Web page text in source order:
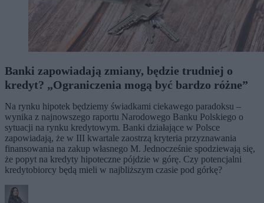
Banki zapowiadają zmiany, będzie trudniej o
kredyt? „Ograniczenia mogą być bardzo różne”
Na rynku hipotek będziemy świadkami ciekawego paradoksu –
wynika z najnowszego raportu Narodowego Banku Polskiego o
sytuacji na rynku kredytowym. Banki działające w Polsce
zapowiadają, że w III kwartale zaostrzą kryteria przyznawania
finansowania na zakup własnego M. Jednocześnie spodziewają się,
że popyt na kredyty hipoteczne pójdzie w górę. Czy potencjalni
kredytobiorcy będą mieli w najbliższym czasie pod górkę?